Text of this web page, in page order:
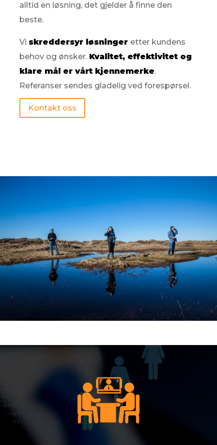
alltid en løsning, det gjelder å finne den
beste.
Vi skreddersyr løsninger etter kundens
behov og ønsker. Kvalitet, effektivitet og
klare mål er vårt kjennemerke.
Referanser sendes gladelig ved forespørsel.
Kontakt oss